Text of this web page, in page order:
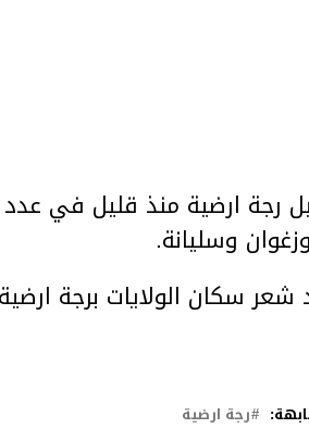
رجة ارضية منذ قليل في
وسليانة.
سكان الولايات برجة
رجة ارضية